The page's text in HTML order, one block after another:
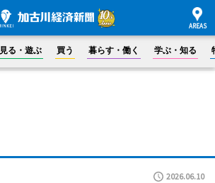
見る・遊ぶ 買う 暮らす・働く 学ぶ・知る
2026.06.10